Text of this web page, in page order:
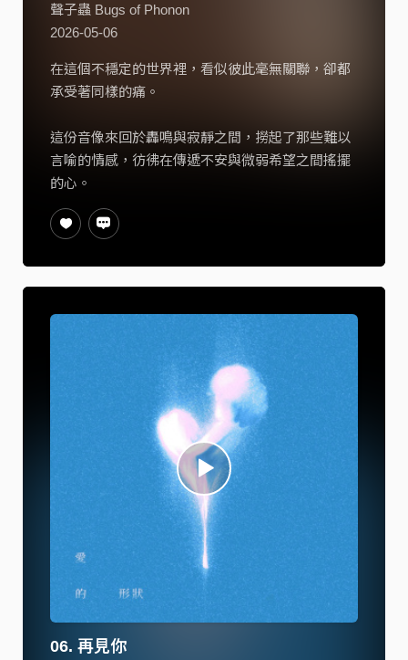
聲子蟲 Bugs of Phonon
2026-05-06
在這個不穩定的世界裡，看似彼此毫無關聯，卻都
承受著同樣的痛。
這份音像來回於轟鳴與寂靜之間，撈起了那些難以
言喻的情感，彷彿在傳遞不安與微弱希望之間搖擺
的心。
06. 再見你